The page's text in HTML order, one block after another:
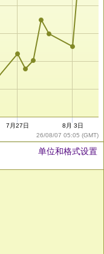
26/08/07 05:05 (GMT)
7月27日 8月 3日
单位和格式设置